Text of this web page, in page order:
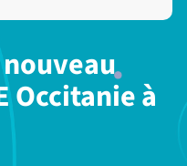
Occitanie à